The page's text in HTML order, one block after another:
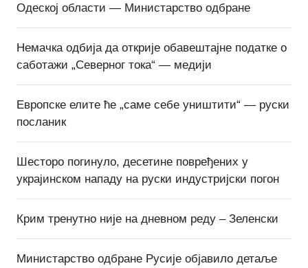
Одеској области — Министарство одбране
Немачка одбија да открије обавештајне податке о
саботажи „Северног тока“ — медији
Европске елите ће „саме себе уништити“ — руски
посланик
Шесторо погинуло, десетине повређених у
украјинском нападу на руски индустријски погон
Крим тренутно није на дневном реду – Зеленски
Министарство одбране Русије објавило детаље